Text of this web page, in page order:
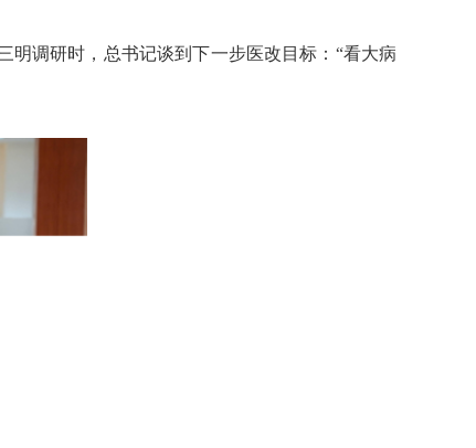
调研时，总书记谈到下一步医改目标：“看大病